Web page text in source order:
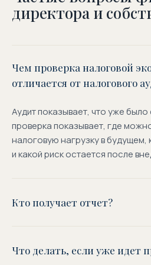
директора и
Чем проверка налоговой
отличается от налогового
Аудит показывает, что уже
проверка показывает, где
налоговую нагрузку в
и какой риск остается после
Кто получает отчет?
директор. Краткую записку
Что делать, если уже идет